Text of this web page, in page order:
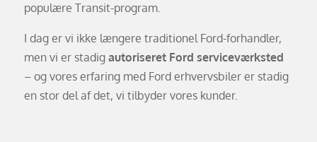
populære Transit-program.
I dag er vi ikke længere traditionel Ford-forhandler,
men vi er stadig autoriseret Ford serviceværksted
– og vores erfaring med Ford erhvervsbiler er stadig
en stor del af det, vi tilbyder vores kunder.